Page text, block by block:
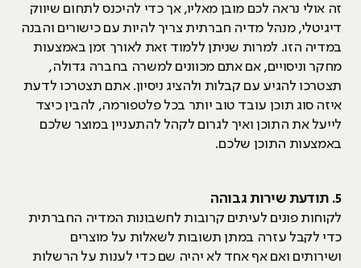
זה אולי נראה לכם מובן מאליו, אך כדי להיכנס לתחום שיווק
דיגיטלי, מנהל מדיה חברתית צריך להיות עם כישורים והבנה
במדיה הזו. למרות שניתן ללמוד זאת לאורך זמן באמצעות
מחקר וניסויים, אם אתם מכוונים למשרה בחברה גדולה,
תצטרכו להגיע עם קבלות ולהציג ניסיון. אתם תצטרכו לדעת
איזה סוג תוכן עובד טוב יותר בכל פלטפורמה, להבין כיצד
לייעל את התוכן ואיך לגרום לקהל להתעניין במוצר שלכם
באמצעות התוכן שלכם.
5. תודעת שירות גבוהה
לקוחות פונים לעיתים קרובות לחשבונות המדיה החברתית
כדי לקבל עזרה במתן תשובות לשאלות על מוצרים
ושירותים ואם אף אחד לא יהיה שם כדי לענות על הרשלות